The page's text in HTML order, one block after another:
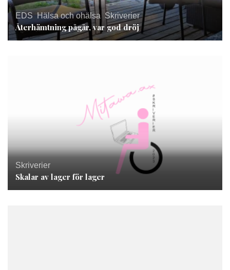
EDS ,Hälsa och ohälsa, Skriverier
Återhämtning pågår, var god dröj
Skriverier
Skalar av lager för lager